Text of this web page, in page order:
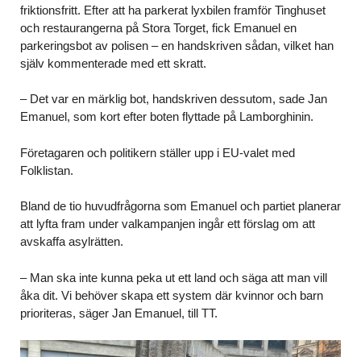
friktionsfritt. Efter att ha parkerat lyxbilen framför Tinghuset
och restaurangerna på Stora Torget, fick Emanuel en
parkeringsbot av polisen – en handskriven sådan, vilket han
själv kommenterade med ett skratt.
– Det var en märklig bot, handskriven dessutom, sade Jan
Emanuel, som kort efter boten flyttade på Lamborghinin.
Företagaren och politikern ställer upp i EU-valet med
Folklistan.
Bland de tio huvudfrågorna som Emanuel och partiet planerar
att lyfta fram under valkampanjen ingår ett förslag om att
avskaffa asylrätten.
– Man ska inte kunna peka ut ett land och säga att man vill
åka dit. Vi behöver skapa ett system där kvinnor och barn
prioriteras, säger Jan Emanuel, till TT.